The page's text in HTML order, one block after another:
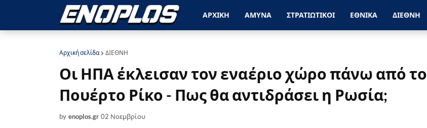
ΑΡΧΙΚΗ ΑΜΥΝΑ ΣΤΡΑΤΙΩΤΙΚΟΙ ΕΘΝΙΚΑ ΔΙΕΘΝΗ
Αρχική σελίδα ΔΙΕΘΝΗ
Οι ΗΠΑ έκλεισαν τον εναέριο χώρο πάνω από το
Πουέρτο Ρίκο - Πως θα αντιδράσει η Ρωσία;
by enoplos.gr 02 Νοεμβρίου